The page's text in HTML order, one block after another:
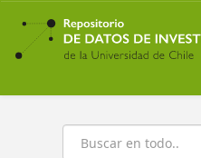
Ir
contenido
principal
Buscar